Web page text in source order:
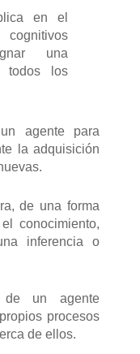
en el
una
todos los
agente para
la adquisición
de una forma
conocimiento,
inferencia o
de un agente
procesos
de ellos.